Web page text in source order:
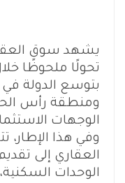
يشهد سوق
تحولًا ملحوظًا
بتوسع الدولة
ومنطقة رأس
الوجهات
وفي هذا الإطار،
العقاري إلى
الوحدات